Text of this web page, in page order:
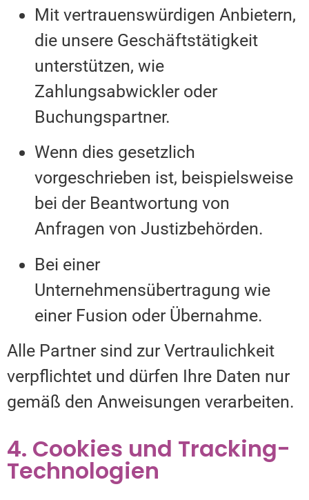
Mit vertrauenswürdigen Anbietern,
die unsere Geschäftstätigkeit
unterstützen, wie
Zahlungsabwickler oder
Buchungspartner.
Wenn dies gesetzlich
vorgeschrieben ist, beispielsweise
bei der Beantwortung von
Anfragen von Justizbehörden.
Bei einer
Unternehmensübertragung wie
einer Fusion oder Übernahme.
Alle Partner sind zur Vertraulichkeit
verpflichtet und dürfen Ihre Daten nur
gemäß den Anweisungen verarbeiten.
4. Cookies und Tracking-
Technologien